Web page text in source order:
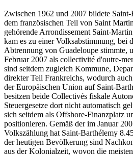
Zwischen 1962 und 2007 bildete
dem französischen Teil von Saint
gehörende Arrondissement Saint-
kam es zu einer Volksabstimmung, bei
Abtrennung von Guadeloupe stimmte,
Februar 2007 als collectivité d'outre-
sind seitdem zugleich Kommune,
direkter Teil Frankreichs, wodurch
der Europäischen Union auf Saint-
besitzen beide Collectivés fiskale
Steuergesetze dort nicht automatisch
sich seitdem als Offshore-Finanzplatz
positionieren. Gemäß der im Januar
Volkszählung hat Saint-Barthélemy
der heutigen Bevölkerung sind
aus der Kolonialzeit, wovon die